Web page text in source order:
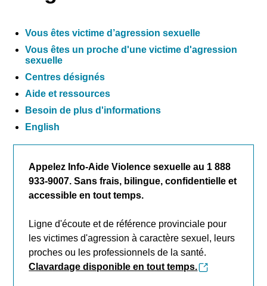
Vous êtes victime d’agression sexuelle
Vous êtes un proche d'une victime d'agression
sexuelle
Centres désignés
Aide et ressources
Besoin de plus d'informations
English
Appelez Info-Aide Violence sexuelle au 1 888
933-9007. Sans frais, bilingue, confidentielle et
accessible en tout temps.
Ligne d'écoute et de référence provinciale pour
les victimes d'agression à caractère sexuel, leurs
proches ou les professionnels de la santé.
Clavardage disponible en tout temps.